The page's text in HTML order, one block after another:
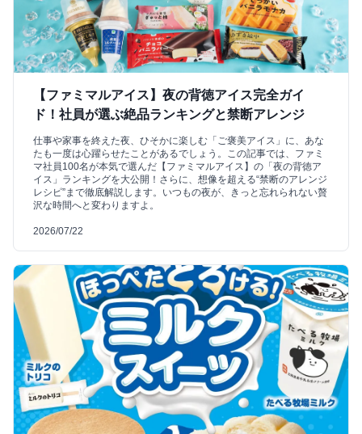
【ファミマルアイス】夜の背徳アイス完全ガイ
ド！社員が選ぶ絶品ランキングと禁断アレンジ
仕事や家事を終えた夜、ひそかに楽しむ「ご褒美アイス」に、あな
たも一度は心躍らせたことがあるでしょう。この記事では、ファミ
マ社員100名が本気で選んだ【ファミマルアイス】の「夜の背徳ア
イス」ランキングを大公開！さらに、想像を超える“禁断のアレンジ
レシピ”まで徹底解説します。いつもの夜が、きっと忘れられない贅
沢な時間へと変わりますよ。
2026/07/22